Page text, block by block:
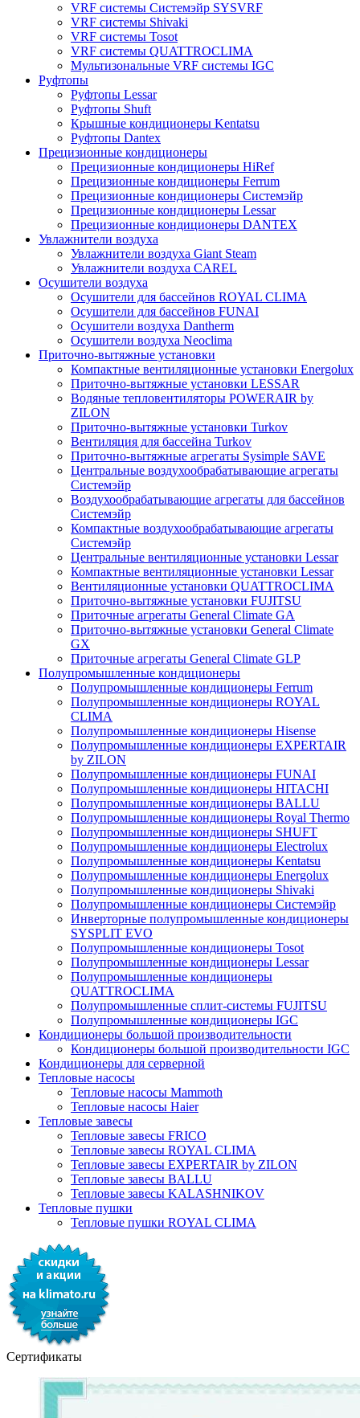
VRF системы Системэйр SYSVRF
VRF системы Shivaki
VRF системы Tosot
VRF системы QUATTROCLIMA
Мультизональные VRF системы IGC
Руфтопы
Руфтопы Lessar
Руфтопы Shuft
Крышные кондиционеры Kentatsu
Руфтопы Dantex
Прецизионные кондиционеры
Прецизионные кондиционеры HiRef
Прецизионные кондиционеры Ferrum
Прецизионные кондиционеры Системэйр
Прецизионные кондиционеры Lessar
Прецизионные кондиционеры DANTEX
Увлажнители воздуха
Увлажнители воздуха Giant Steam
Увлажнители воздуха CAREL
Осушители воздуха
Осушители для бассейнов ROYAL CLIMA
Осушители для бассейнов FUNAI
Осушители воздуха Dantherm
Осушители воздуха Neoclima
Приточно-вытяжные установки
Компактные вентиляционные установки Energolux
Приточно-вытяжные установки LESSAR
Водяные тепловентиляторы POWERAIR by
ZILON
Приточно-вытяжные установки Turkov
Вентиляция для бассейна Turkov
Приточно-вытяжные агрегаты Sysimple SAVE
Центральные воздухообрабатывающие агрегаты
Системэйр
Воздухообрабатывающие агрегаты для бассейнов
Системэйр
Компактные воздухообрабатывающие агрегаты
Системэйр
Центральные вентиляционные установки Lessar
Компактные вентиляционные установки Lessar
Вентиляционные установки QUATTROCLIMA
Приточно-вытяжные установки FUJITSU
Приточные агрегаты General Climate GA
Приточно-вытяжные установки General Climate
GX
Приточные агрегаты General Climate GLP
Полупромышленные кондиционеры
Полупромышленные кондиционеры Ferrum
Полупромышленные кондиционеры ROYAL
CLIMA
Полупромышленные кондиционеры Hisense
Полупромышленные кондиционеры EXPERTAIR
by ZILON
Полупромышленные кондиционеры FUNAI
Полупромышленные кондиционеры HITACHI
Полупромышленные кондиционеры BALLU
Полупромышленные кондиционеры Royal Thermo
Полупромышленные кондиционеры SHUFT
Полупромышленные кондиционеры Electrolux
Полупромышленные кондиционеры Kentatsu
Полупромышленные кондиционеры Energolux
Полупромышленные кондиционеры Shivaki
Полупромышленные кондиционеры Системэйр
Инверторные полупромышленные кондиционеры
SYSPLIT EVO
Полупромышленные кондиционеры Tosot
Полупромышленные кондиционеры Lessar
Полупромышленные кондиционеры
QUATTROCLIMA
Полупромышленные сплит-системы FUJITSU
Полупромышленные кондиционеры IGC
Кондиционеры большой производительности
Кондиционеры большой производительности IGC
Кондиционеры для серверной
Тепловые насосы
Тепловые насосы Mammoth
Тепловые насосы Haier
Тепловые завесы
Тепловые завесы FRICO
Тепловые завесы ROYAL CLIMA
Тепловые завесы EXPERTAIR by ZILON
Тепловые завесы BALLU
Тепловые завесы KALASHNIKOV
Тепловые пушки
Тепловые пушки ROYAL CLIMA
Сертификаты